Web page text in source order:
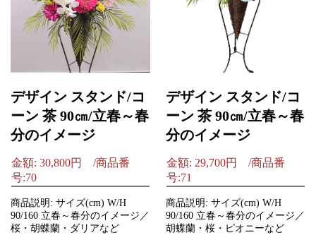
デザイン スタンド/コ
ーン 茶 90㎝/立春～春
分のイメージ
金額: 30,800円 /商品番
号:70
商品説明: サイズ(cm) W/H
90/160 立春～春分のイメージ／
桜・胡蝶蘭・ダリアなど
デザイン スタンド/コ
ーン 茶 90㎝/立春～春
分のイメージ
金額: 29,700円 /商品番
号:71
商品説明: サイズ(cm) W/H
90/160 立春～春分のイメージ／
胡蝶蘭・桜・ピオニーなど